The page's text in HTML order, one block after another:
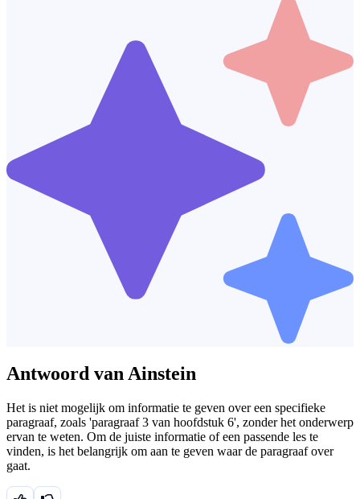
Antwoord van Ainstein
Het is niet mogelijk om informatie te geven over een specifieke
paragraaf, zoals 'paragraaf 3 van hoofdstuk 6', zonder het onderwerp
ervan te weten. Om de juiste informatie of een passende les te
vinden, is het belangrijk om aan te geven waar de paragraaf over
gaat.